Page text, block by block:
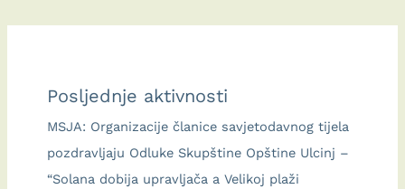
DO
ZAJEDNIČKI
PROSTOR
Posljednje aktivnosti
MSJA: Organizacije članice savjetodavnog tijela
pozdravljaju Odluke Skupštine Opštine Ulcinj –
“Solana dobija upravljača a Velikoj plaži